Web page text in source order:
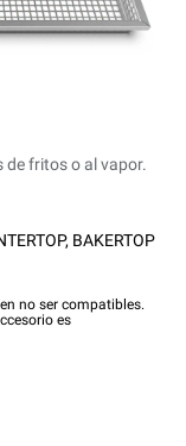
de fritos o al vapor.
, BAKERTOP
no ser compatibles.
es